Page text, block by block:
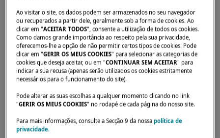
Ao visitar o site, os dados podem ser armazenados no seu navegador
ou recuperados a partir dele, geralmente sob a forma de cookies. Ao
clicar em "ACEITAR TODOS", consente a utilização de todos os cookies.
Como damos grande importância ao respeito pela sua privacidade,
oferecemos-lhe a opção de não permitir certos tipos de cookies. Pode
clicar em "GERIR OS MEUS COOKIES" para selecionar as categorias de
cookies que deseja aceitar, ou em "CONTINUAR SEM ACEITAR" para
indicar a sua recusa (apenas serão utilizados os cookies estritamente
necessários para o funcionamento do site).
Pode alterar as suas escolhas a qualquer momento clicando no link
"GERIR OS MEUS COOKIES" no rodapé de cada página do nosso site.
Para mais informações, consulte a Secção 9 da nossapolítica de
privacidade.